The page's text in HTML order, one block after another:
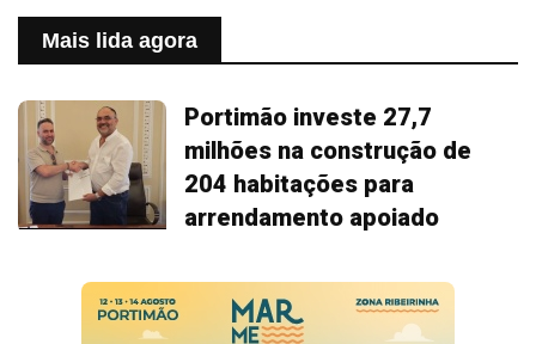
Mais lida agora
Portimão investe 27,7
milhões na construção de
204 habitações para
arrendamento apoiado